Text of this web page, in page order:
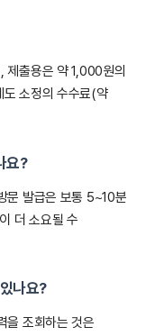
제출용은 약 1,000원의
도 소정의 수수료(약
요?
문 발급은 보통 5~10분
더 소요될 수
나요?
을 조회하는 것은